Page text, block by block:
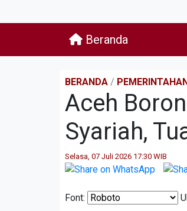
Beranda
BERANDA /
Aceh
Syariah,
Selasa, 07 Juli 2026 17:30 WIB
Font: